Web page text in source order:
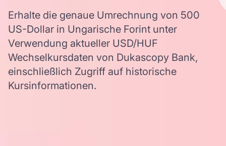
Erhalte die genaue Umrechnung von 500
US-Dollar in Ungarische Forint unter
Verwendung aktueller USD/HUF
Wechselkursdaten von Dukascopy Bank,
einschließlich Zugriff auf historische
Kursinformationen.